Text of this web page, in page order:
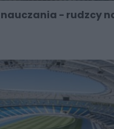
- rudzcy